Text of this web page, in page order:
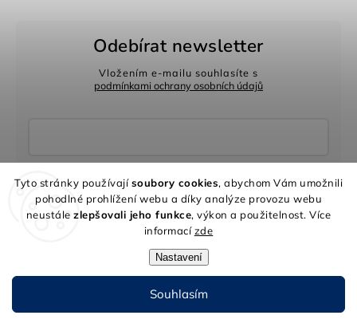
Tyto stránky používajísoubory cookies, abychom Vám umožnili
pohodlné prohlížení webu a díky analýze provozu webu
neustálezlepšovali jeho funkce, výkon a použitelnost. Více
informacízde
Nastavení
Souhlasím
Odebírat newsletter
Vložením e-mailu souhlasíte s
podmínkami ochrany osobních údajů
Přihlásit se
Formuláře